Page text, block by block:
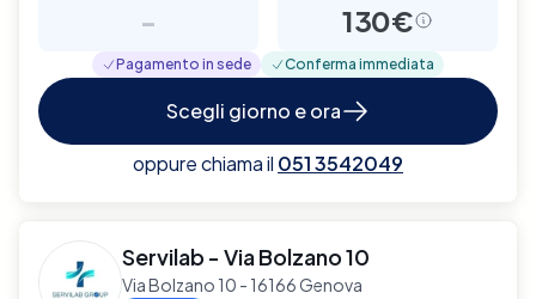
- 130€
Pagamento in sede Conferma immediata
Scegli giorno e ora
oppure chiama il 051 3542049
Servilab - Via Bolzano 10
Via Bolzano 10 - 16166 Genova